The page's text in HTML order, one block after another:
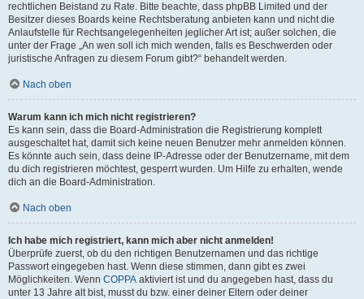
rechtlichen Beistand zu Rate. Bitte beachte, dass phpBB Limited und der
Besitzer dieses Boards keine Rechtsberatung anbieten kann und nicht die
Anlaufstelle für Rechtsangelegenheiten jeglicher Art ist; außer solchen, die
unter der Frage „An wen soll ich mich wenden, falls es Beschwerden oder
juristische Anfragen zu diesem Forum gibt?“ behandelt werden.
Nach oben
Warum kann ich mich nicht registrieren?
Es kann sein, dass die Board-Administration die Registrierung komplett
ausgeschaltet hat, damit sich keine neuen Benutzer mehr anmelden können.
Es könnte auch sein, dass deine IP-Adresse oder der Benutzername, mit dem
du dich registrieren möchtest, gesperrt wurden. Um Hilfe zu erhalten, wende
dich an die Board-Administration.
Nach oben
Ich habe mich registriert, kann mich aber nicht anmelden!
Überprüfe zuerst, ob du den richtigen Benutzernamen und das richtige
Passwort eingegeben hast. Wenn diese stimmen, dann gibt es zwei
Möglichkeiten. Wenn COPPA aktiviert ist und du angegeben hast, dass du
unter 13 Jahre alt bist, musst du bzw. einer deiner Eltern oder deiner